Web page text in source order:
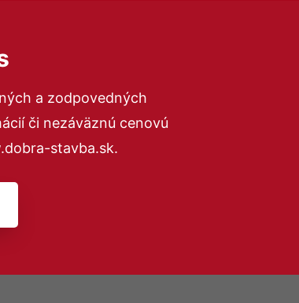
a zodpovedných
či nezáväznú cenovú
stavba.sk.